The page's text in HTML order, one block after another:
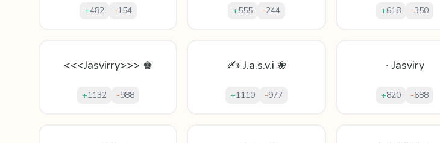
+482 -154 +555 -244 +618 -350
<<<Jasvirry>>> ♚
+1132 -988
✍ J.a.s.v.i ❀
+1110 -977
∙ Jasviry
+820 -688